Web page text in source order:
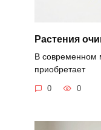
Растения
В современном
приобретает
0 0